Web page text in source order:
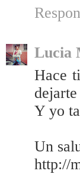
Lucia
Hace
Y yo
Un
http://